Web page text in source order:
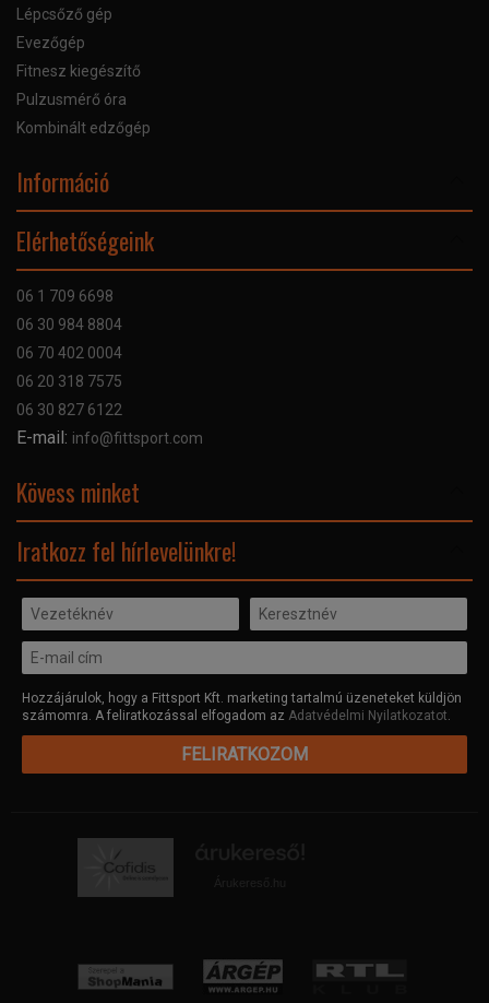
Lépcsőző gép
Evezőgép
Fitnesz kiegészítő
Pulzusmérő óra
Kombinált edzőgép
Információ
Bankkártyás fizetés
Adatvédelmi nyilatkozat
Elérhetőségeink
06 1 709 6698
06 30 984 8804
06 70 402 0004
06 20 318 7575
06 30 827 6122
E-mail: info@fittsport.com
Kövess minket
Iratkozz fel hírlevelünkre!
Hozzájárulok, hogy a Fittsport Kft. marketing tartalmú üzeneteket küldjön
számomra. A feliratkozással elfogadom az Adatvédelmi Nyilatkozatot.
FELIRATKOZOM